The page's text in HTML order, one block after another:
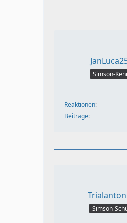
Simson-
Reaktionen
Beiträge
Simson-